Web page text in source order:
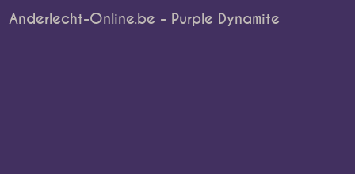
Anderlecht-Online.be - Purple Dynamite